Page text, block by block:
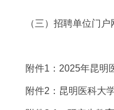
（三）招聘单位门户
附件1：2025年昆明
附件2：昆明医科大